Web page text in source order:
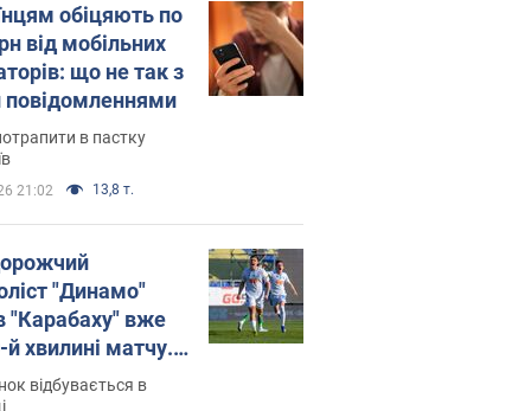
обіцяють по
від мобільних
що не так з
в пастку
21:02 13,8 т.
"Динамо"
"Карабаху" вже
й хвилині матчу.
відбувається в